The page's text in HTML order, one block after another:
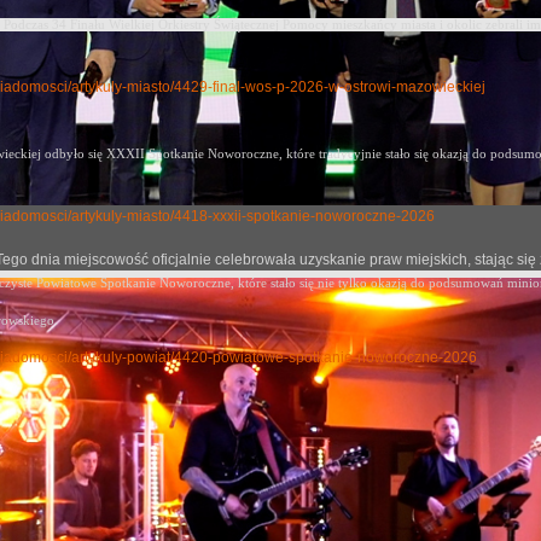
dnia miejscowość oficjalnie celebrowała uzyskanie praw miejskich, stając
artykuly-miasto/4429-final-wos-p-2026-w-ostrowi-mazowieckiej
odbyło się XXXII Spotkanie Noworoczne, które tradycyjnie stało się okazjądo
artykuly-miasto/4418-xxxii-spotkanie-noworoczne-2026
Powiatowe Spotkanie Noworoczne, które stało się nie tylko okazją do podsumowań
artykuly-powiat/4420-powiatowe-spotkanie-noworoczne-2026
dla Centrum Zdrowia Dziecka cz.IV
12 wrzesień 2024